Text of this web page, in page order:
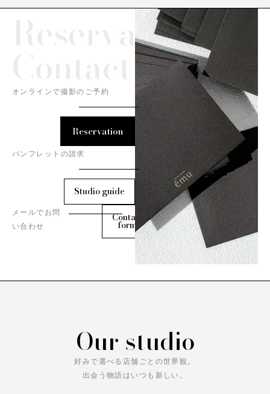
Reservation/
オンラインで撮影のご予約
Reservation
パンフレットの請求
Studio guide
メールでお問
い合わせ
Contact
form
Our studio
好みで選べる店舗ごとの世界観。
出会う物語はいつも新しい。